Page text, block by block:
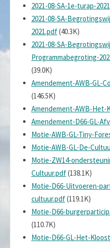
2021-08-SA-1e-turap-
2021-08-SA-
2021.pdf(40.3K)
2021-08-SA-
Programmabegroting-
(39.0K)
Amendement-AWB-GL-
(146.5K)
Amendement-AWB-Het-
Amendement-D66-GL-
Motie-AWB-GL-Tiny-
Motie-AWB-GL-De-
Motie-ZW14-
Cultuur.pdf(138.1K)
Motie-D66-Uitvoeren-
cultuur.pdf(119.1K)
Motie-D66-
(110.7K)
Motie-D66-GL-Het-